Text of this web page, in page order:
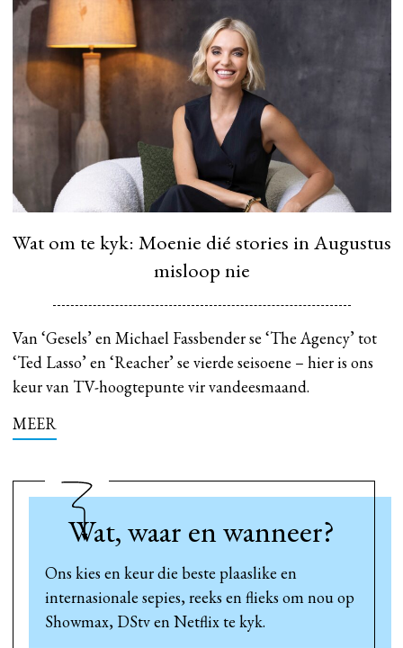
Wat om te kyk: Moenie dié stories in Augustus
misloop nie
Van ‘Gesels’ en Michael Fassbender se ‘The Agency’ tot
‘Ted Lasso’ en ‘Reacher’ se vierde seisoene – hier is ons
keur van TV-hoogtepunte vir vandeesmaand.
MEER
Wat, waar en wanneer?
Ons kies en keur die beste plaaslike en
internasionale sepies, reeks en flieks om nou op
Showmax, DStv en Netflix te kyk.